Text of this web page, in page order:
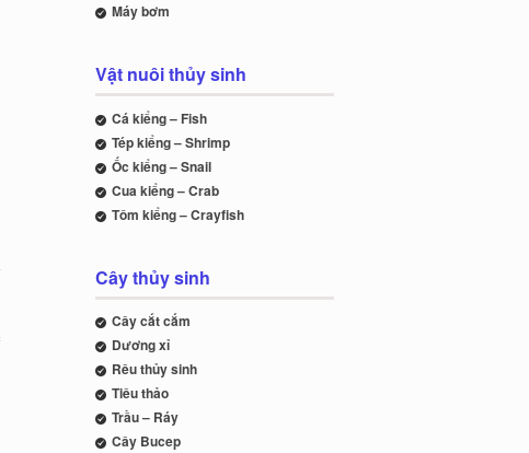
Máy bơm
Vật nuôi thủy sinh
Cá kiểng – Fish
Tép kiểng – Shrimp
Ốc kiểng – Snail
Cua kiểng – Crab
Tôm kiểng – Crayfish
Cây thủy sinh
Cây cắt cắm
Dương xỉ
Rêu thủy sinh
Tiêu thảo
Trầu – Ráy
Cây Bucep